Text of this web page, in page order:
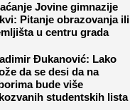
Jovine gimnazije
Pitanje obrazovanja ili
u centru grada
Đukanović: Lako
da se desi da na
bude više
studentskih lista